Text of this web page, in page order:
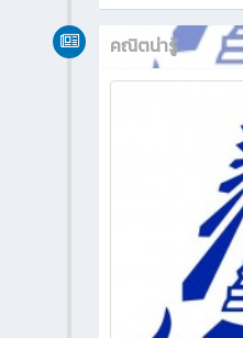
คณิตน่ารู้